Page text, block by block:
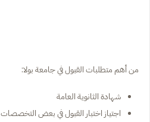
من أهم متطلبات القبول في جامعة بولا:
شهادة الثانوية العامة
اجتياز اختبار القبول في بعض التخصصات